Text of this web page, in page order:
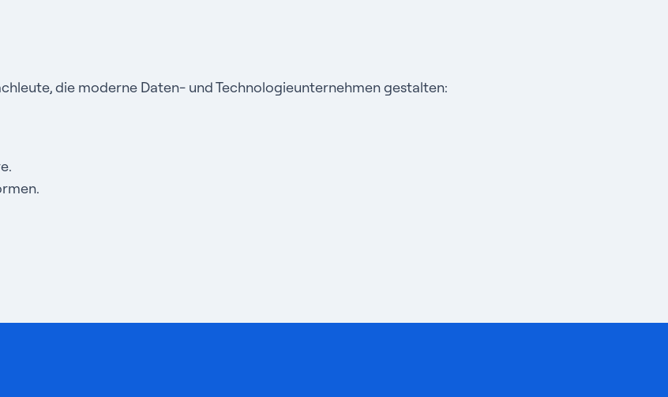
die moderne Daten- und Technologieunternehmen gestalten: